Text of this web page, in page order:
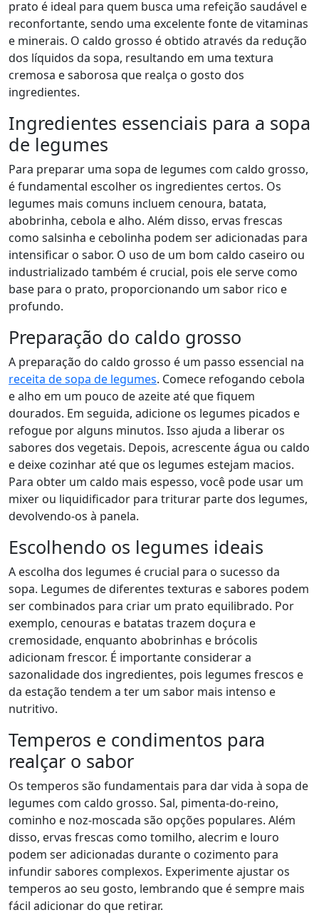
prato é ideal para quem busca uma refeição saudável e
reconfortante, sendo uma excelente fonte de vitaminas
e minerais. O caldo grosso é obtido através da redução
dos líquidos da sopa, resultando em uma textura
cremosa e saborosa que realça o gosto dos
ingredientes.
Ingredientes essenciais para a sopa
de legumes
Para preparar uma sopa de legumes com caldo grosso,
é fundamental escolher os ingredientes certos. Os
legumes mais comuns incluem cenoura, batata,
abobrinha, cebola e alho. Além disso, ervas frescas
como salsinha e cebolinha podem ser adicionadas para
intensificar o sabor. O uso de um bom caldo caseiro ou
industrializado também é crucial, pois ele serve como
base para o prato, proporcionando um sabor rico e
profundo.
Preparação do caldo grosso
A preparação do caldo grosso é um passo essencial na
receita de sopa de legumes. Comece refogando cebola
e alho em um pouco de azeite até que fiquem
dourados. Em seguida, adicione os legumes picados e
refogue por alguns minutos. Isso ajuda a liberar os
sabores dos vegetais. Depois, acrescente água ou caldo
e deixe cozinhar até que os legumes estejam macios.
Para obter um caldo mais espesso, você pode usar um
mixer ou liquidificador para triturar parte dos legumes,
devolvendo-os à panela.
Escolhendo os legumes ideais
A escolha dos legumes é crucial para o sucesso da
sopa. Legumes de diferentes texturas e sabores podem
ser combinados para criar um prato equilibrado. Por
exemplo, cenouras e batatas trazem doçura e
cremosidade, enquanto abobrinhas e brócolis
adicionam frescor. É importante considerar a
sazonalidade dos ingredientes, pois legumes frescos e
da estação tendem a ter um sabor mais intenso e
nutritivo.
Temperos e condimentos para
realçar o sabor
Os temperos são fundamentais para dar vida à sopa de
legumes com caldo grosso. Sal, pimenta-do-reino,
cominho e noz-moscada são opções populares. Além
disso, ervas frescas como tomilho, alecrim e louro
podem ser adicionadas durante o cozimento para
infundir sabores complexos. Experimente ajustar os
temperos ao seu gosto, lembrando que é sempre mais
fácil adicionar do que retirar.